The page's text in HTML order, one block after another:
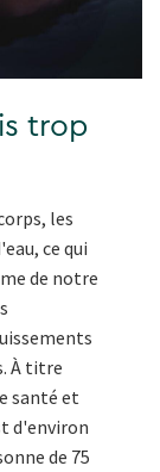
trop
les
ce qui
de notre
À titre
santé et
d'environ
de 75